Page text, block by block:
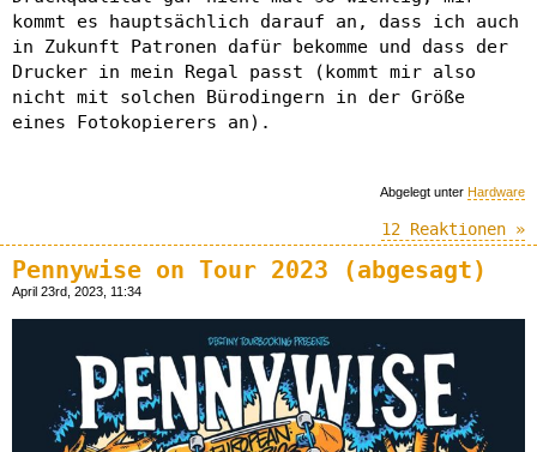
kommt es hauptsächlich darauf an, dass ich auch
in Zukunft Patronen dafür bekomme und dass der
Drucker in mein Regal passt (kommt mir also
nicht mit solchen Bürodingern in der Größe
eines Fotokopierers an).
Abgelegt unter Hardware
12 Reaktionen »
Pennywise on Tour 2023 (abgesagt)
April 23rd, 2023, 11:34